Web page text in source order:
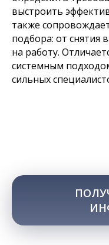
выстроить
также
подбора: от снятия
на работу.
системным
сильных